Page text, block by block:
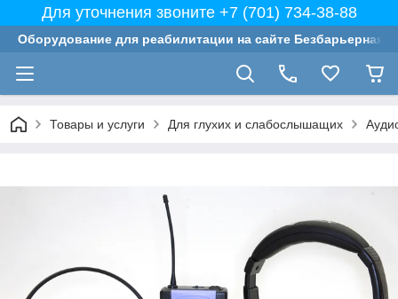
Для уточнения звоните +7 (701) 734-38-88
Оборудование для реабилитации на сайте Безбарьерная
Товары и услуги Для глухих и слабослышащих